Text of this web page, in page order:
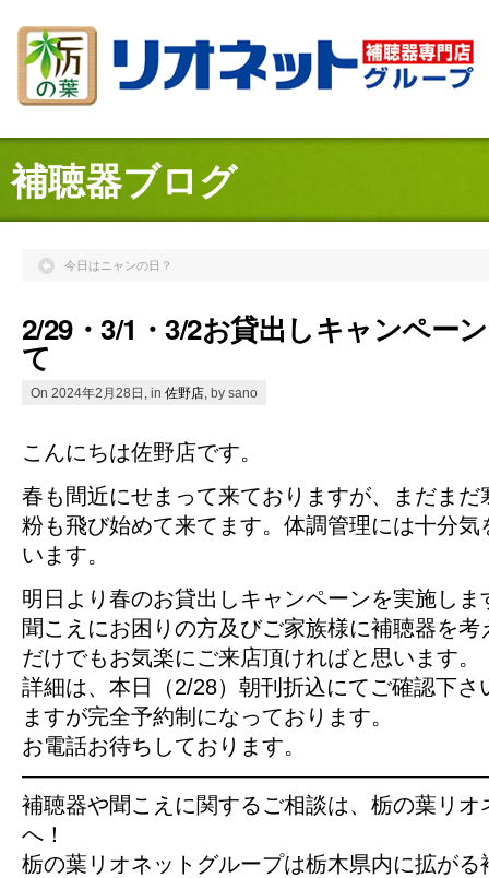
補聴器ブログ
今日はニャンの日？
2/29・3/1・3/2お貸出しキャンペー
て
On 2024年2月28日, in 佐野店 , by sano
こんにちは佐野店です。
春も間近にせまって来ておりますが、まだま
粉も飛び始めて来てます。体調管理には十分
います。
明日より春のお貸出しキャンペーンを実施しま
聞こえにお困りの方及びご家族様に補聴器を
だけでもお気楽にご来店頂ければと思います。
詳細は、本日（2/28）朝刊折込にてご確認下さ
ますが完全予約制になっております。
お電話お待ちしております。
補聴器や聞こえに関するご相談は、栃の葉リオ
へ！
栃の葉リオネットグループは栃木県内に拡がる